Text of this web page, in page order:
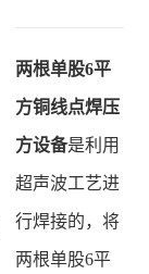
两根单股6平
方铜线点焊压
方设备是利用
超声波工艺进
行焊接的，将
两根单股6平